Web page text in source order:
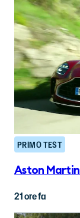
PRIMO TEST
Aston Martin
21 ore fa